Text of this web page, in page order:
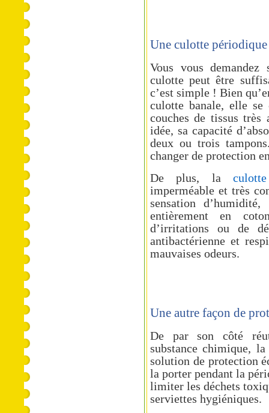
Une culotte périodique
Vous vous
culotte peut être
c’est simple ! Bien
culotte banale, elle
couches de tissus très
idée, sa capacité
deux ou trois
changer de protection
De plus, la
imperméable et très
sensation
entièrement en
d’irritations ou de
antibactérienne et
mauvaises odeurs.
Une autre façon de
De par son côté
substance chimique,
solution de protection
la porter pendant la
limiter les déchets
serviettes hygiéniques.